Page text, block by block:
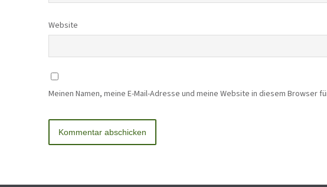
Website
Meinen Namen, meine E-Mail-Adresse und meine Website in diesem Browser